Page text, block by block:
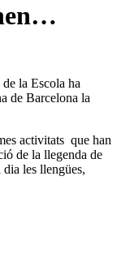
la Escola ha
de Barcelona la
activitats que han
de la llegenda de
les llengües,